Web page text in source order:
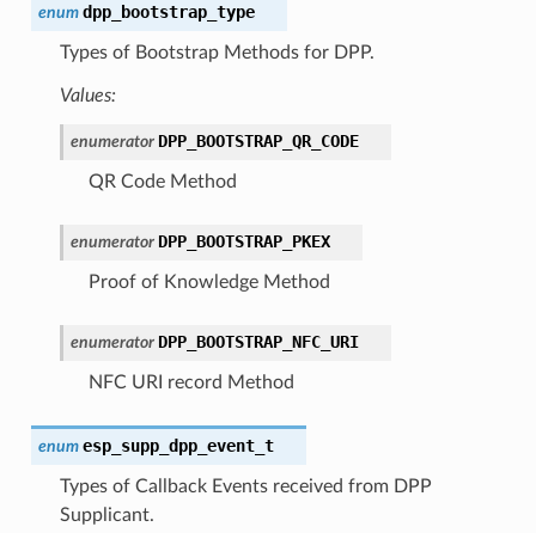
enum dpp_bootstrap_type
Types of Bootstrap Methods for DPP.
Values:
enumerator DPP_BOOTSTRAP_QR_CODE
QR Code Method
enumerator DPP_BOOTSTRAP_PKEX
Proof of Knowledge Method
enumerator DPP_BOOTSTRAP_NFC_URI
NFC URI record Method
enum esp_supp_dpp_event_t
Types of Callback Events received from DPP
Supplicant.